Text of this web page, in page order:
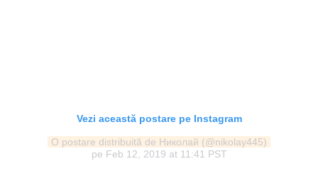
Vezi această postare pe Instagram
O postare distribuită de Николай (@nikolay445)
pe Feb 12, 2019 at 11:41 PST